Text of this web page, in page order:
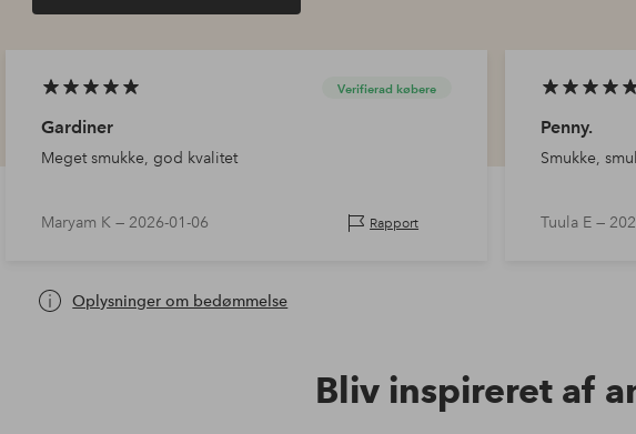
Verifierad købere
Gardiner
Meget smukke, god kvalitet
Maryam K —2026-01-06 Rapport
Penny.
Smukke,
Tuula E —
Oplysninger om bedømmelse
Bliv inspireret af